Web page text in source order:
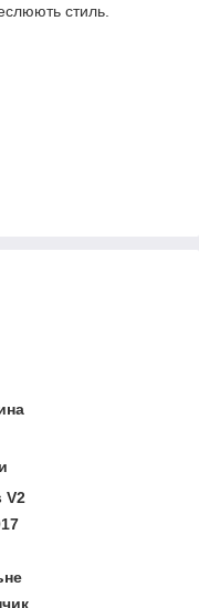
стиль.
V2